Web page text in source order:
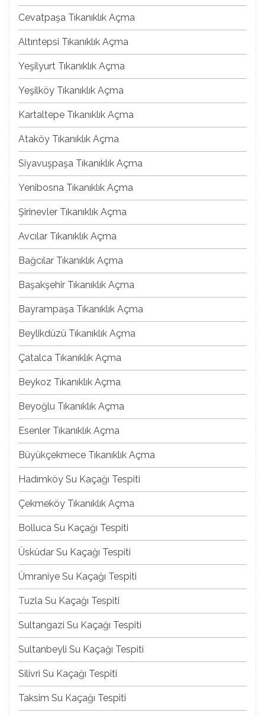
Cevatpaşa Tıkanıklık Açma
Altıntepsi Tıkanıklık Açma
Yeşilyurt Tıkanıklık Açma
Yeşilköy Tıkanıklık Açma
Kartaltepe Tıkanıklık Açma
Ataköy Tıkanıklık Açma
Siyavuşpaşa Tıkanıklık Açma
Yenibosna Tıkanıklık Açma
Şirinevler Tıkanıklık Açma
Avcılar Tıkanıklık Açma
Bağcılar Tıkanıklık Açma
Başakşehir Tıkanıklık Açma
Bayrampaşa Tıkanıklık Açma
Beylikdüzü Tıkanıklık Açma
Çatalca Tıkanıklık Açma
Beykoz Tıkanıklık Açma
Beyoğlu Tıkanıklık Açma
Esenler Tıkanıklık Açma
Büyükçekmece Tıkanıklık Açma
Hadımköy Su Kaçağı Tespiti
Çekmeköy Tıkanıklık Açma
Bolluca Su Kaçağı Tespiti
Üsküdar Su Kaçağı Tespiti
Ümraniye Su Kaçağı Tespiti
Tuzla Su Kaçağı Tespiti
Sultangazi Su Kaçağı Tespiti
Sultanbeyli Su Kaçağı Tespiti
Silivri Su Kaçağı Tespiti
Taksim Su Kaçağı Tespiti